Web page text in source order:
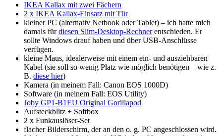
IKEA Kallax mit zwei Fächern
2 x IKEA Kallax-Einsatz mit Tür
kleiner PC (alternativ Netbook oder Tablet) – ich hatte mich
damals fürdiesen Slim-Desktop-Rechnerentschieden. Er
sollte Windows drauf haben und über USB-Anschlüsse
verfügen.
kleine Maus, idealerweise mit einem ein- und ausziehbaren
Kabel (sie soll so wenig Platz wie möglich benötigen – wie z.
B. diese hier)
Kamera (in meinem Fall: Canon EOS 1000D)
Software (in meinem Fall: EOS Utility)
Joby GP1-B1EU Original Gorillapod
Aufsteckblitz + Softbox
2 x Funkauslöser-Set
flacher Bilderschirm, der an den o. g. PC angeschlossen wird.